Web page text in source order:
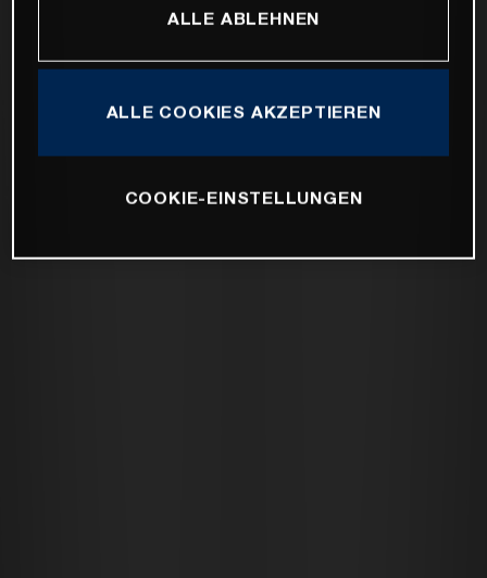
ALLE ABLEHNEN
ALLE COOKIES AKZEPTIEREN
COOKIE-EINSTELLUNGEN